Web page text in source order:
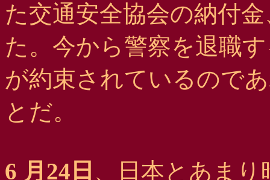
た交通安全協会の納付
た。今から警察を退職
が約束されているので
とだ。
6 月24日 、日本とあま